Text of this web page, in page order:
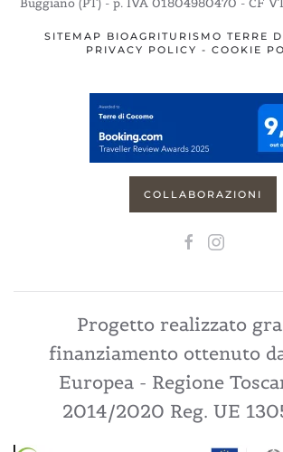
Buggiano (PT) - p. IVA 01804980470 - CF
SITEMAP BIOAGRITURISMO TERRE
PRIVACY POLICY - COOKIE
COLLABORAZIONI
Progetto realizzato
finanziamento ottenuto
Europea - Regione
2014/2020 Reg. UE